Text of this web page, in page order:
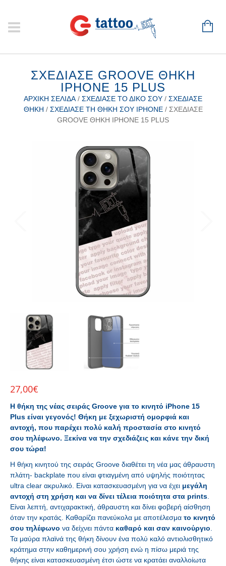
ΣΧΕΔΊΑΣΕ GROOVE ΘΉΚΗ
IPHONE 15 PLUS
ΑΡΧΙΚΉ ΣΕΛΊΔΑ / ΣΧΕΔΊΑΣΕ ΤΟ ΔΙΚΌ ΣΟΥ / ΣΧΕΔΊΑΣΕ
ΘΉΚΗ / ΣΧΕΔΊΑΣΕ ΤΗ ΘΉΚΗ ΣΟΥ IPHONE/ ΣΧΕΔΊΑΣΕ
GROOVE ΘΉΚΗ IPHONE 15 PLUS
27,00€
Η θήκη της νέας σειράς Groove για το κινητό iPhone 15
Plus είναι γεγονός! Θήκη με ξεχωριστή ομορφιά και
αντοχή, που παρέχει πολύ καλή προστασία στο κινητό
σου τηλέφωνο. Ξεκίνα να την σχεδιάζεις και κάνε την δική
σου τώρα!
Η θήκη κινητού της σειράς Groove διαθέτει τη νέα μας άθραυστη
πλάτη- backplate που είναι φτιαγμένη από υψηλής ποιότητας
ultra clear ακρυλικό. Είναι κατασκευασμένη για να έχει μεγάλη
αντοχή στη χρήση και να δίνει τέλεια ποιότητα στα prints
Είναι λεπτή, αντιχαρακτική, άθραυστη και δίνει φοβερή αίσθηση
όταν την κρατάς. Καθαρίζει πανεύκολα με αποτέλεσμα το κινητό
σου τηλέφωνο να δείχνει πάντα καθαρό και σαν καινούργιο
Τα μαύρα πλαϊνά της θήκη δίνουν ένα πολύ καλό αντιολισθητικό
κράτημα στην καθημερινή σου χρήση ενώ η πίσω μεριά της
θήκης είναι κατασκευασμένη έτσι ώστε να κρατάει αναλλοίωτα